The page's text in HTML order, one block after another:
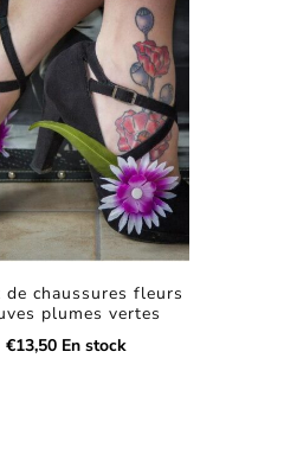
de chaussures fleurs
plumes vertes
€13,50 En stock